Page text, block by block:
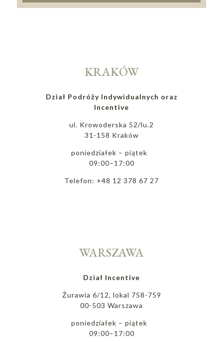
KRAKÓW
Dział Podróży Indywidualnych oraz
Incentive
ul. Krowoderska 52/lu.2
31-158 Kraków
poniedziałek – piątek
09:00–17:00
Telefon: +48 12 378 67 27
WARSZAWA
Dział Incentive
Żurawia 6/12, lokal 758-759
00-503 Warszawa
poniedziałek – piątek
09:00–17:00